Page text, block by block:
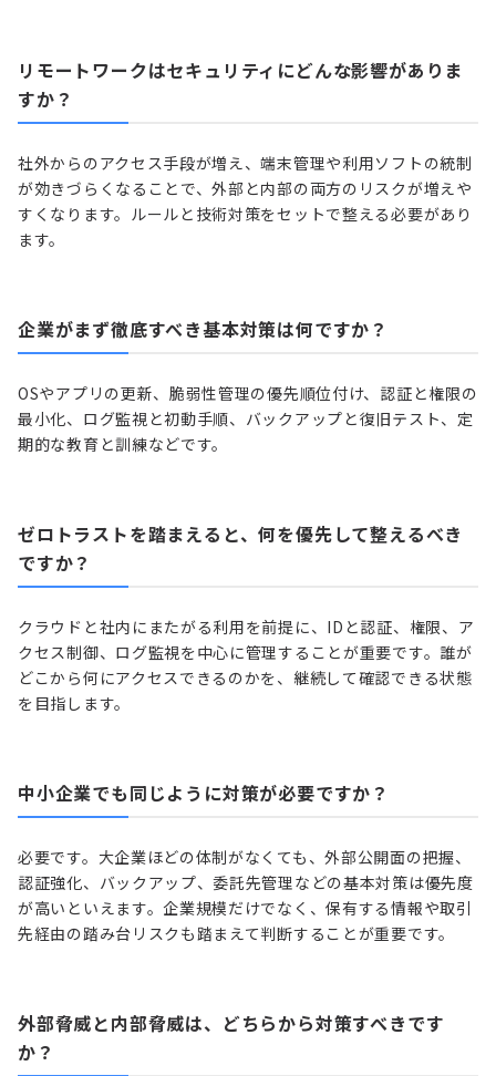
リモートワークはセキュリティにどんな影響がありま
すか？
社外からのアクセス手段が増え、端末管理や利用ソフトの統制
が効きづらくなることで、外部と内部の両方のリスクが増えや
すくなります。ルールと技術対策をセットで整える必要があり
ます。
企業がまず徹底すべき基本対策は何ですか？
OSやアプリの更新、脆弱性管理の優先順位付け、認証と権限の
最小化、ログ監視と初動手順、バックアップと復旧テスト、定
期的な教育と訓練などです。
ゼロトラストを踏まえると、何を優先して整えるべき
ですか？
クラウドと社内にまたがる利用を前提に、IDと認証、権限、ア
クセス制御、ログ監視を中心に管理することが重要です。誰が
どこから何にアクセスできるのかを、継続して確認できる状態
を目指します。
中小企業でも同じように対策が必要ですか？
必要です。大企業ほどの体制がなくても、外部公開面の把握、
認証強化、バックアップ、委託先管理などの基本対策は優先度
が高いといえます。企業規模だけでなく、保有する情報や取引
先経由の踏み台リスクも踏まえて判断することが重要です。
外部脅威と内部脅威は、どちらから対策すべきです
か？